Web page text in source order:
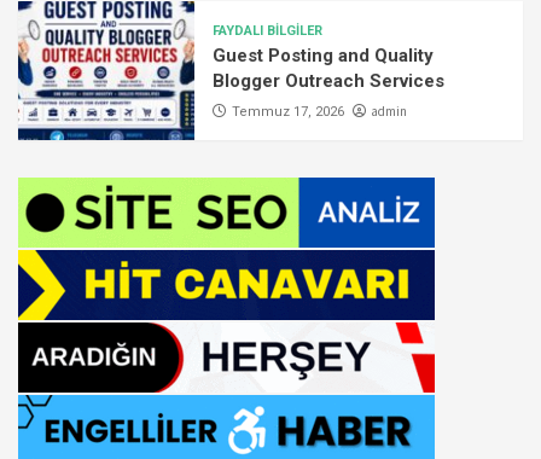
FAYDALI BİLGİLER
Guest Posting and Quality
Blogger Outreach Services
Temmuz 17, 2026 admin